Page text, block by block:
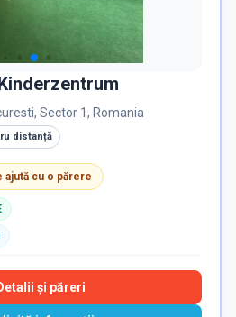
Sector 1, Romania
distanță
ajută cu o părere
și păreri